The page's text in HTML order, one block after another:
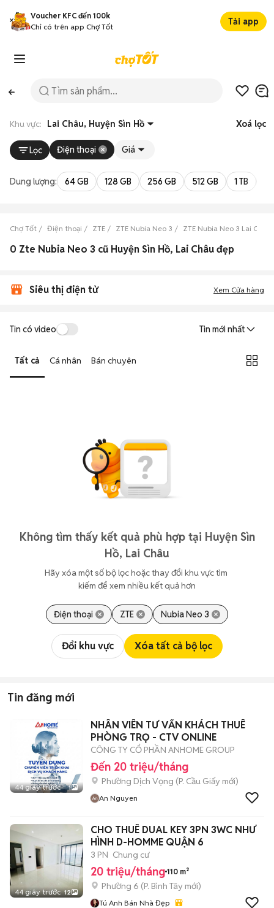
Voucher KFC đến 100k
Chỉ có trên app Chợ Tốt
Tải app
Khu vực: Lai Châu, Huyện Sìn Hồ Xoá lọc
Lọc Điện thoại Giá
Dung lượng: 64 GB 128 GB 256 GB 512 GB 1 TB
Chợ Tốt Điện thoại ZTE ZTE Nubia Neo 3 ZTE Nubia Neo 3 Lai Châu
0 Zte Nubia Neo 3 cũ Huyện Sìn Hồ, Lai Châu đẹp
Siêu thị điện tử Xem Cửa hàng
Tin có video Tin mới nhất
Tất cả Cá nhân Bán chuyên
Không tìm thấy kết quả phù hợp tại Huyện Sìn
Hồ, Lai Châu
Hãy xóa một số bộ lọc hoặc thay đổi khu vực tìm
kiếm để xem nhiều kết quả hơn
Điện thoại ZTE Nubia Neo 3
Đổi khu vực Xóa tất cả bộ lọc
Tin đăng mới
44 giây trước 1
NHÂN VIÊN TƯ VẤN KHÁCH THUÊ
PHÒNG TRỌ - CTV ONLINE
CÔNG TY CỔ PHẦN ANHOME GROUP
Đến 20 triệu/tháng
Phường Dịch Vọng (P. Cầu Giấy mới)
An Nguyen
44 giây trước 12
CHO THUÊ DUAL KEY 3PN 3WC NHƯ
HÌNH D-HOMME QUẬN 6
3 PN Chung cư
20 triệu/tháng 110 m²
Phường 6 (P. Bình Tây mới)
Tú Anh Bán Nhà Đẹp